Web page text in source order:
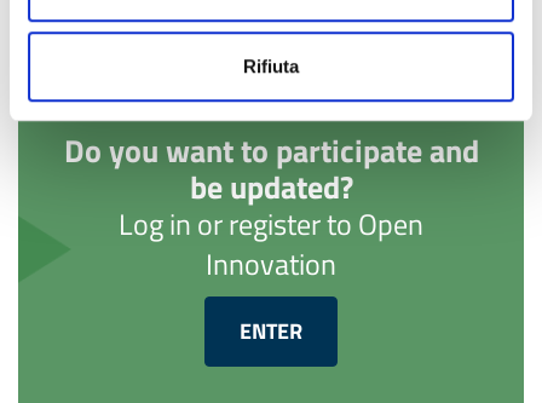
Rifiuta
Do you want to participate and
be updated?
Log in or register to Open
Innovation
ENTER